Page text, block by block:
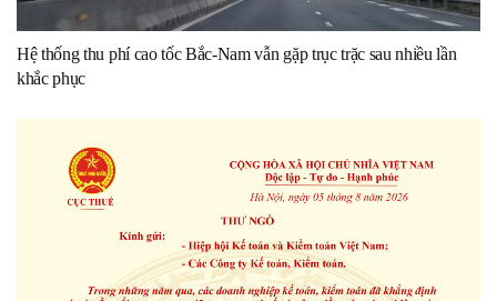
Hệ thống thu phí cao tốc Bắc-Nam vẫn gặp trục trặc sau nhiều lần
khắc phục